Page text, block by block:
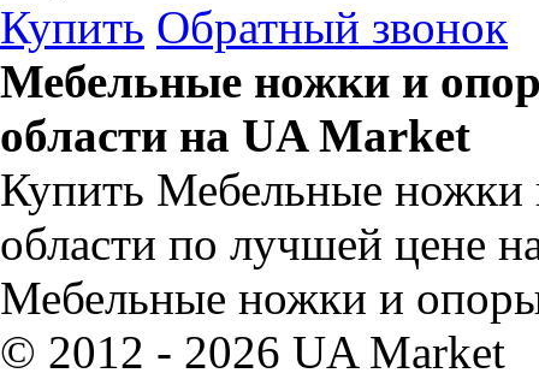
Купить Обратный звонок
Мебельные ножки и
области на UA Market
Купить Мебельные ножки
области по лучшей цене
Мебельные ножки и
© 2012 - 2026 UA Market